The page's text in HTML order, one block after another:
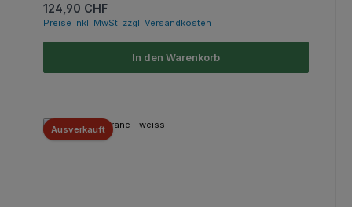
Regulärer Preis:
124,90 CHF
Preise inkl. MwSt. zzgl. Versandkosten
In den Warenkorb
Ausverkauft